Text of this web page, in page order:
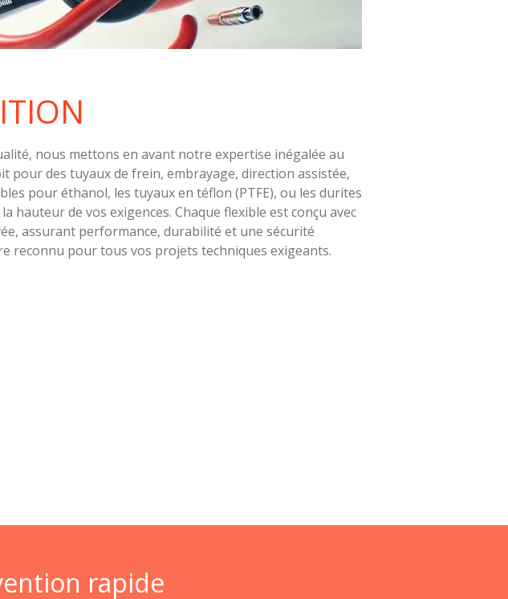
nous mettons en avant notre expertise inégalée au
pour des tuyaux de frein, embrayage, direction assistée,
pour éthanol, les tuyaux en téflon (PTFE), ou les durites
de vos exigences. Chaque flexible est conçu avec
assurant performance, durabilité et une sécurité
reconnu pour tous vos projets techniques exigeants.
rapide